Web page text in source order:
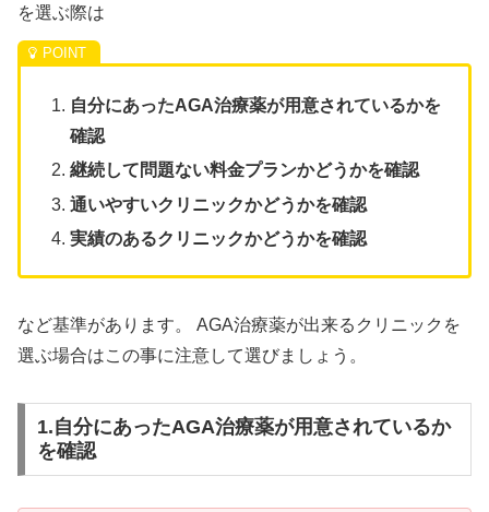
を選ぶ際は
自分にあったAGA治療薬が用意されているかを
確認
継続して問題ない料金プランかどうかを確認
通いやすいクリニックかどうかを確認
実績のあるクリニックかどうかを確認
など基準があります。 AGA治療薬が出来るクリニックを
選ぶ場合はこの事に注意して選びましょう。
1.自分にあったAGA治療薬が用意されているか
を確認